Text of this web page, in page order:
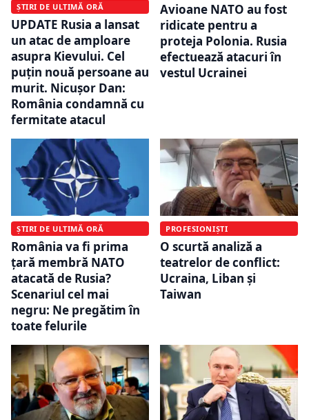
ȘTIRI DE ULTIMĂ ORĂ
UPDATE Rusia a lansat
un atac de amploare
asupra Kievului. Cel
puțin nouă persoane au
murit. Nicușor Dan:
România condamnă cu
fermitate atacul
Avioane NATO au fost
ridicate pentru a
proteja Polonia. Rusia
efectuează atacuri în
vestul Ucrainei
ȘTIRI DE ULTIMĂ ORĂ
România va fi prima
țară membră NATO
atacată de Rusia?
Scenariul cel mai
negru: Ne pregătim în
toate felurile
PROFESIONIȘTI
O scurtă analiză a
teatrelor de conflict:
Ucraina, Liban și
Taiwan